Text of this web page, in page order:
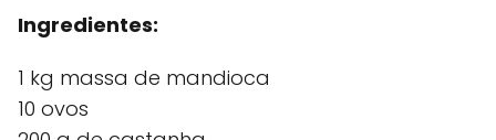
Ingredientes:
1 kg massa de mandioca
10 ovos